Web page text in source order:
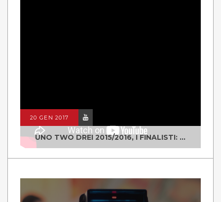
20 GEN 2017
UNO TWO DREI 2015/2016, I FINALISTI: CLASSE IV ALS ISTITUTO "DEGASPERI" BORGO VALSUGANA